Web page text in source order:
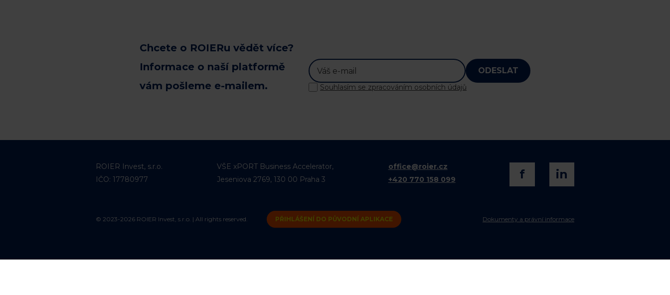
Chcete o ROIERu vědět více?
Informace o naší platformě
vám pošleme e-mailem.
ODESLAT
Souhlasím se zpracováním osobních údajů
ROIER Invest, s.r.o.
IČO: 17780977
VŠE xPORT Business Accelerator,
Jeseniova 2769, 130 00 Praha 3
office@roier.cz
+420 770 158 099
f in
© 2023-2026 ROIER Invest, s.r.o. | All rights reserved. PŘIHLÁŠENÍ DO PŮVODNÍ APLIKACE Dokumenty a právní informace